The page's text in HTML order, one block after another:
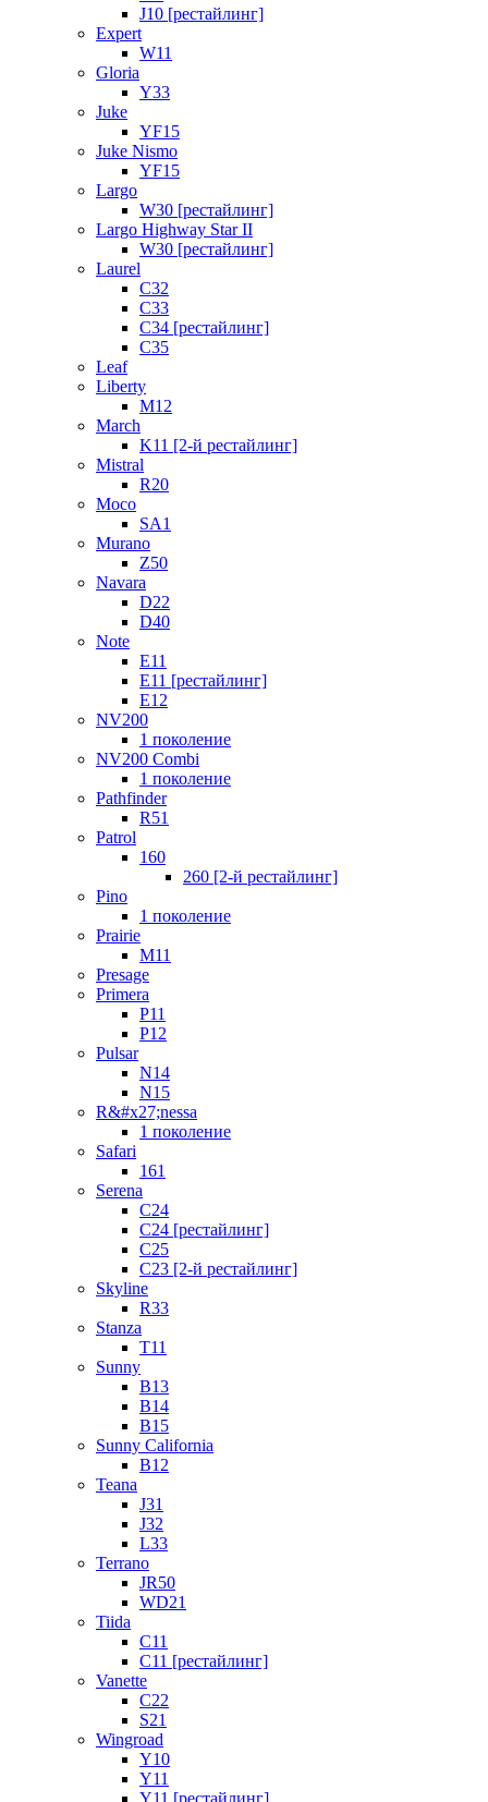
J10 [рестайлинг]
Expert
W11
Gloria
Y33
Juke
YF15
Juke Nismo
YF15
Largo
W30 [рестайлинг]
Largo Highway Star II
W30 [рестайлинг]
Laurel
C32
C33
C34 [рестайлинг]
C35
Leaf
Liberty
M12
March
K11 [2-й рестайлинг]
Mistral
R20
Moco
SA1
Murano
Z50
Navara
D22
D40
Note
E11
E11 [рестайлинг]
E12
NV200
1 поколение
NV200 Combi
1 поколение
Pathfinder
R51
Patrol
160
260 [2-й рестайлинг]
Pino
1 поколение
Prairie
M11
Presage
Primera
P11
P12
Pulsar
N14
N15
R&#x27;nessa
1 поколение
Safari
161
Serena
C24
C24 [рестайлинг]
C25
С23 [2-й рестайлинг]
Skyline
R33
Stanza
T11
Sunny
B13
B14
B15
Sunny California
B12
Teana
J31
J32
L33
Terrano
JR50
WD21
Tiida
C11
C11 [рестайлинг]
Vanette
C22
S21
Wingroad
Y10
Y11
Y11 [рестайлинг]